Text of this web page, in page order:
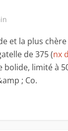
et la plus
de 375 (nx
bolide, limité à
; Co.